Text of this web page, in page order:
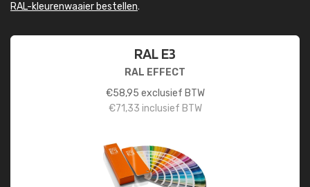
RAL-kleurenwaaier bestellen.
RAL E3
RAL EFFECT
€58,95 exclusief BTW
€71,33 inclusief BTW